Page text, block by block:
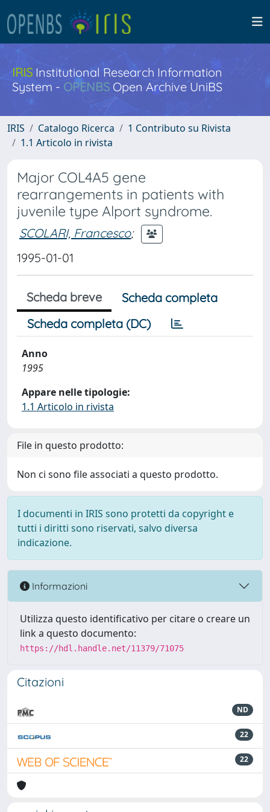
IRISInstitutional Research Information
System - OPENBS Open Archive UniBS
IRIS Catalogo Ricerca
1 Contributo su Rivista
1.1 Articolo in rivista
Major COL4A5 gene
rearrangements in patients with
juvenile type Alport syndrome.
SCOLARI, Francesco;
1995-01-01
Scheda breve
Scheda completa
Scheda completa (DC)
Anno
1995
Appare nelle tipologie:
1.1 Articolo in rivista
File in questo prodotto:
Non ci sono file associati a questo prodotto.
I documenti in IRIS sono protetti da copyright e
tutti i diritti sono riservati, salvo diversa
indicazione.
Informazioni
Utilizza questo identificativo per citare o creare un
link a questo documento:
https://hdl.handle.net/11379/71075
Citazioni
ND
22
22